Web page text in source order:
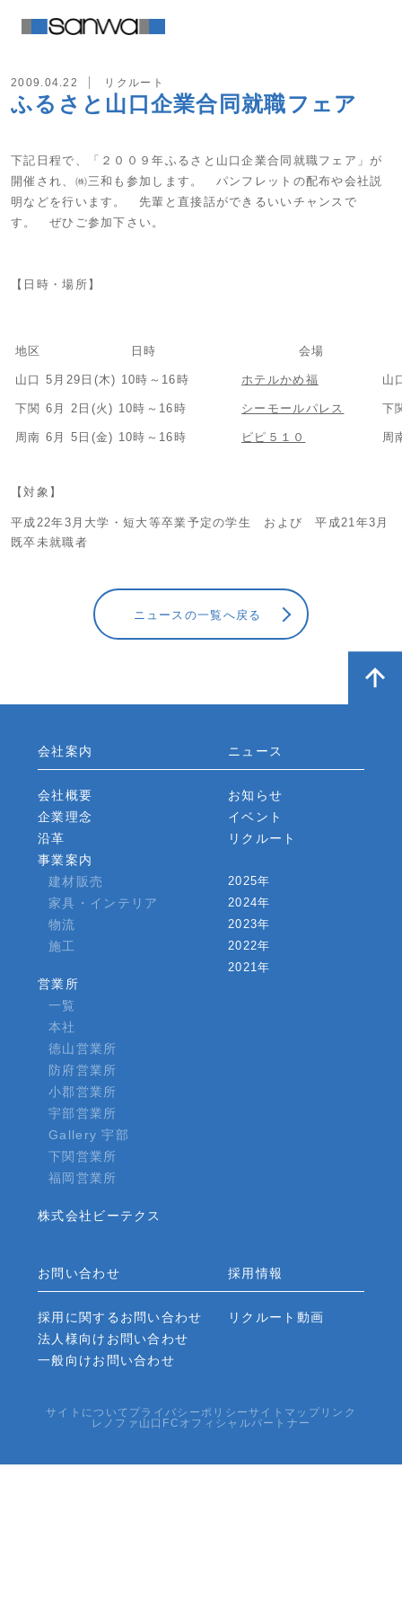
2009.04.22 リクルート
ふるさと山口企業合同就職フェア
下記日程で、「２００９年ふるさと山口企業合同就職フェア」が
開催され、㈱三和も参加します。 パンフレットの配布や会社説
明などを行います。 先輩と直接話ができるいいチャンスで
す。 ぜひご参加下さい。
【日時・場所】
地区 日時 会場
山口 5月29日(木) 10時～16時 ホテルかめ福 山
下関 6月 2日(火) 10時～16時 シーモールパレス 下
周南 6月 5日(金) 10時～16時 ピピ５１０ 周
【対象】
平成22年3月大学・短大等卒業予定の学生 および 平成21年3月
既卒未就職者
ニュースの一覧へ戻る
会社案内
会社概要
企業理念
沿革
事業案内
建材販売
家具・インテリア
物流
施工
営業所
一覧
本社
徳山営業所
防府営業所
小郡営業所
宇部営業所
Gallery 宇部
下関営業所
福岡営業所
株式会社ビーテクス
ニュース
お知らせ
イベント
リクルート
2025年
2024年
2023年
2022年
2021年
お問い合わせ
採用に関するお問い合わせ
法人様向けお問い合わせ
一般向けお問い合わせ
採用情報
リクルート動画
サイトについて プライバシーポリシーサイトマップ リンク
レノファ山口FCオフィシャルパートナー